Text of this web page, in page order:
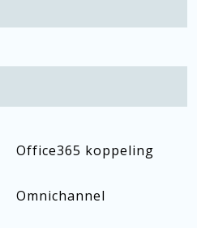
Office365 koppeling
Omnichannel